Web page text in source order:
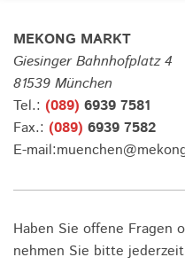
MEKONG MARKT
Giesinger Bahnhofplatz 4
81539 München
Tel.: (089) 6939 7581
Fax.: (089) 6939 7582
E-
Haben Sie offene Fragen
nehmen Sie bitte